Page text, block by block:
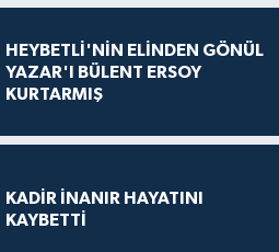
HEYBETLİ'NİN ELİNDEN GÖNÜL
YAZAR'I BÜLENT ERSOY
KURTARMIŞ
KADİR İNANIR HAYATINI
KAYBETTİ